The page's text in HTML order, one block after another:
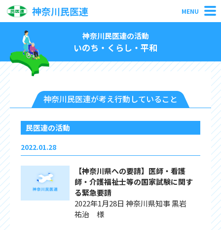
神奈川民医連 MENU
神奈川民医連の活動
いのち・くらし・平和
神奈川民医連が考え行動していること
民医連の活動
2022.01.28
【神奈川県への要請】医師・看護
師・介護福祉士等の国家試験に関す
る緊急要請
2022年1月28日 神奈川県知事 黒岩
祐治 様